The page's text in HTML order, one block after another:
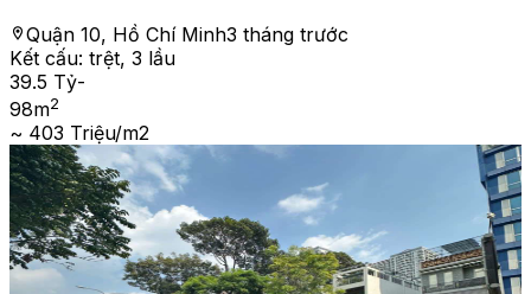
Quận 10, Hồ Chí Minh3 tháng trước
Kết cấu: trệt, 3 lầu
39.5 Tỷ-
98m2
~ 403 Triệu/m2